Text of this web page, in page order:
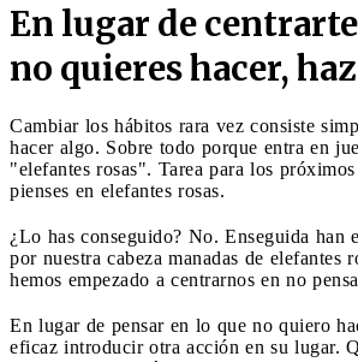
En lugar de
no quieres hacer,
Cambiar los hábitos rara vez consiste
hacer algo. Sobre todo porque entra en
"elefantes rosas". Tarea para los
pienses en elefantes rosas.
¿Lo has conseguido? No. Enseguida han
por nuestra cabeza manadas de elefantes
hemos empezado a centrarnos en no
En lugar de pensar en lo que no quiero
eficaz introducir otra acción en su lugar.